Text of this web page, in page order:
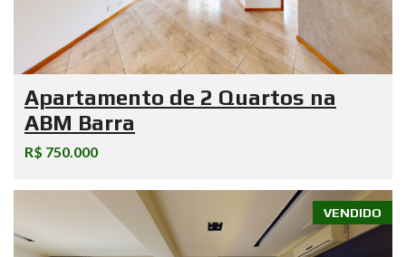
Apartamento de 2 Quartos na
ABM Barra
R$ 750.000
VENDIDO